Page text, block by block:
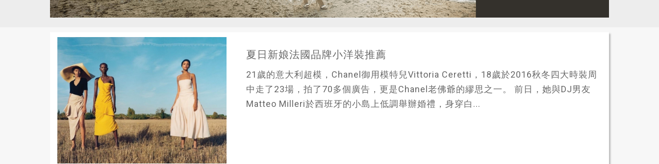
夏日新娘法國品牌小洋裝推薦
21歲的意大利超模，Chanel御用模特兒Vittoria Ceretti，18歲於2016秋冬四大時裝周
中走了23場，拍了70多個廣告，更是Chanel老佛爺的繆思之一。 前日，她與DJ男友
Matteo Milleri於西班牙的小島上低調舉辦婚禮，身穿白...